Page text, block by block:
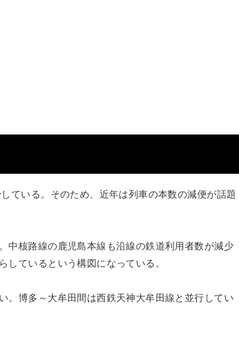
ている。そのため、近年は列車の本数の減便が話題
中核路線の鹿児島本線も沿線の鉄道利用者数が減少
しているという構図になっている。
。博多～大牟田間は西鉄天神大牟田線と並行してい